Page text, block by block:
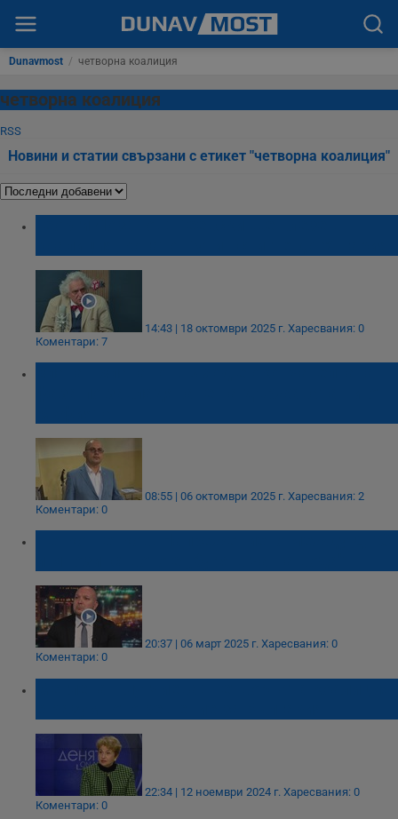
Dunavmost / четворна коалиция
четворна коалиция
RSS
Новини и статии свързани с етикет "четворна коалиция"
14:43 | 18 октомври 2025 г. Харесвания: 0
Коментари: 7
08:55 | 06 октомври 2025 г. Харесвания: 2
Коментари: 0
20:37 | 06 март 2025 г. Харесвания: 0
Коментари: 0
22:34 | 12 ноември 2024 г. Харесвания: 0
Коментари: 0